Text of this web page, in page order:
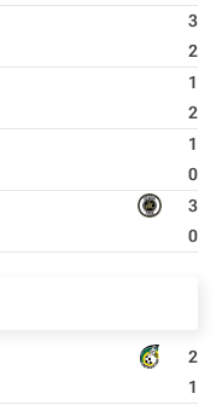
3
2
1
2
1
0
3
0
2
1